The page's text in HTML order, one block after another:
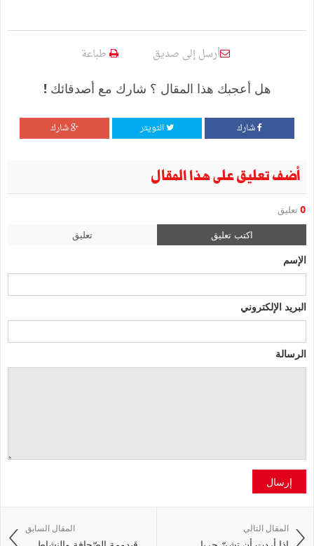
أرسل إلى صديق طباعة
هل أعجبك هذا المقال ؟ شارك مع أصدقائك !
شارك التويتر شارك
أضف تعليق على هذا المقال
0 تعليق
اكتب تعليق تعليق
الإسم
البريد الإلكتروني
الرسالة
إرسال
المقال السابق المقال التالي